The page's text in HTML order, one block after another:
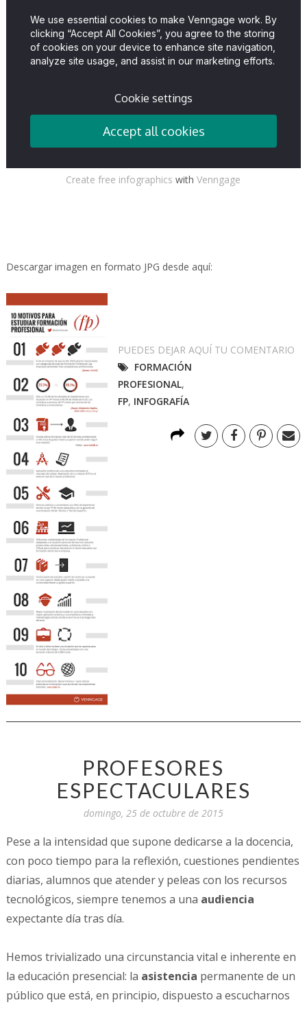
Create free infographics withVenngage
Descargar imagen en formato JPG desde aquí:
PUEDES DEJAR AQUÍ TU COMENTARIO
FORMACIÓN
PROFESIONAL,
FP, INFOGRAFÍA
PROFESORES
ESPECTACULARES
domingo, 25 de octubre de 2015
Pese a la intensidad que supone dedicarse a la docencia,
con poco tiempo para la reflexión, cuestiones pendientes
diarias, alumnos que atender y peleas con los recursos
tecnológicos, siempre tenemos a una audiencia
expectante día tras día.
Hemos trivializado una circunstancia vital e inherente en
la educación presencial: la asistencia permanente de un
público que está, en principio, dispuesto a escucharnos